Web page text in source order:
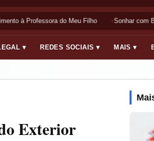
à Professora do Meu Filho Sonhar com
▾ REDES SOCIAIS ▾ MAIS ▾
Exterior